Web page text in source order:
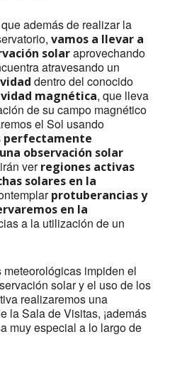
además de realizar la
vamos a llevar a
solaraprovechando
atravesando un
dentro del conocido
magnética, que lleva
de su campo magnético
el Sol usando
perfectamente
observación solar
verregiones activas
solares en la
protuberancias y
en la
a la utilización de un
impiden el
solar y el uso de los
realizaremos una
la Sala de Visitas, ¡además
muy especial a lo largo de